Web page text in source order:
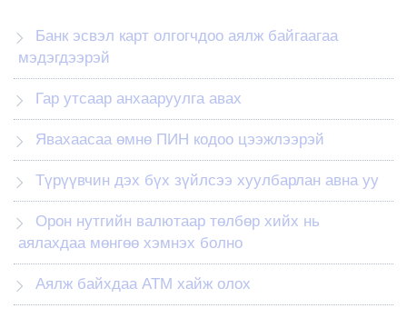
мэдэгдээрэй
Гар утсаар анхааруулга авах
Явахаасаа өмнө ПИН кодоо цээжлээрэй
Түрүүвчин дэх бүх зүйлсээ хуулбарлан авна уу
аялахдаа мөнгөө хэмнэх болно
Аялж байхдаа АТМ хайж олох